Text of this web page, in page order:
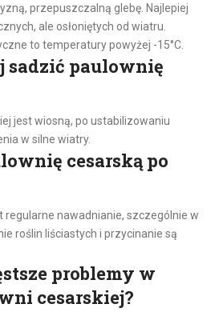
przepuszczalną glebę. Najlepiej
ale osłoniętych od wiatru.
to temperatury powyżej -15°C.
sadzić paulownię
jest wiosną, po ustabilizowaniu
w silne wiatry.
cesarską po
regularne nawadnianie, szczególnie w
roślin liściastych i przycinanie są
problemy w
cesarskiej?